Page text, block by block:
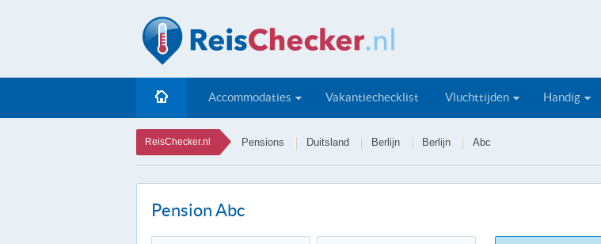
Accommodaties Vakantiechecklist Vluchttijden Handig
ReisChecker.nl Pensions Duitsland Berlijn Berlijn Abc
Pension Abc